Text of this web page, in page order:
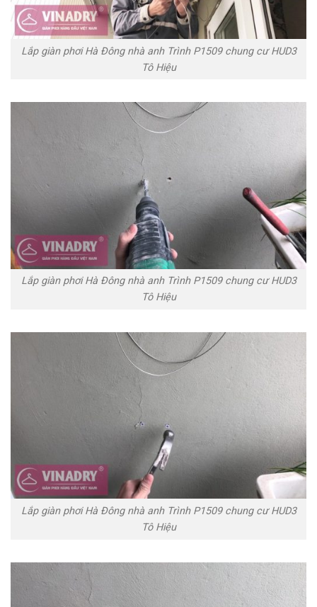
Lắp giàn phơi Hà Đông nhà anh Trình P1509 chung cư HUD3
Tô Hiệu
Lắp giàn phơi Hà Đông nhà anh Trình P1509 chung cư HUD3
Tô Hiệu
Lắp giàn phơi Hà Đông nhà anh Trình P1509 chung cư HUD3
Tô Hiệu